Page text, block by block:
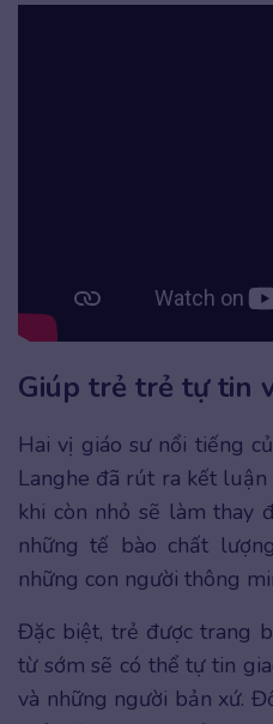
Giúp trẻ trẻ tự tin
Hai vị giáo sư nổi tiếng
Langhe đã rút ra kết
khi còn nhỏ sẽ làm thay
những tế bào chất
những con người thông
Đặc biệt, trẻ được trang
từ sớm sẽ có thể tự tin
và những người bản xứ.